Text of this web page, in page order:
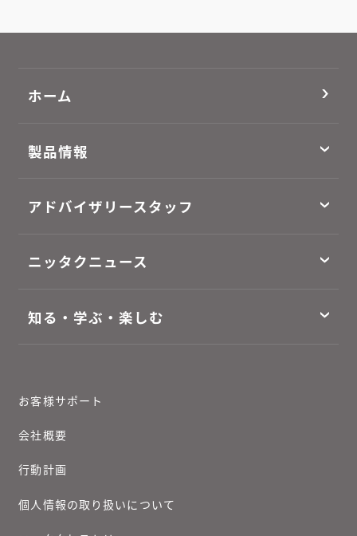
ホーム
製品情報
アドバイザリースタッフ
ニッタクニュース
知る・学ぶ・楽しむ
お客様サポート
会社概要
行動計画
個人情報の取り扱いについて